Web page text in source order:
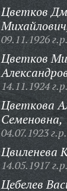
Цветков
09.11.1926 г.р.
Цветков
14.11.1924
Цветкова
Семеновна,
04.07.1923 г.р.
Цвиленева
14.05.1917 г.р.
Цебелев